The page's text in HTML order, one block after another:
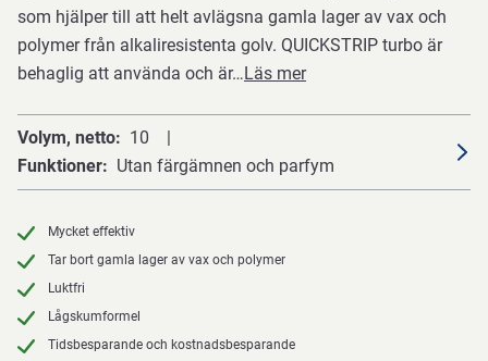
som hjälper till att helt avlägsna gamla lager av vax och
polymer från alkaliresistenta golv. QUICKSTRIP turbo är
behaglig att använda och är…Läs mer
Volym, netto
10
Funktioner
Utan färgämnen och parfym
Mycket effektiv
Tar bort gamla lager av vax och polymer
Luktfri
Lågskumformel
Tidsbesparande och kostnadsbesparande